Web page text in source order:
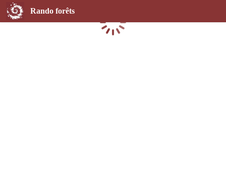
Rando forêts
Chargement